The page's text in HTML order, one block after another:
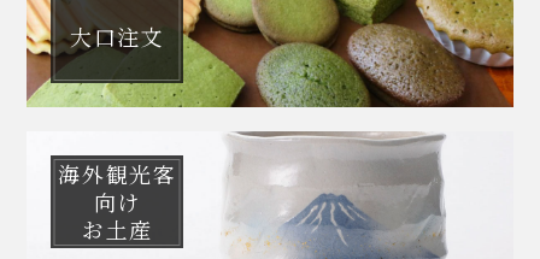
大口注文
海外観光客
向け
お土産